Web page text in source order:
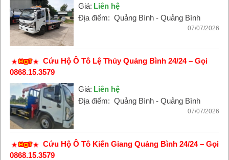
Giá: Liên hệ
Địa điểm: Quảng Bình - Quảng Bình
07/07/2026
Cứu Hộ Ô Tô Lệ Thủy Quảng Bình 24/24 – Gọi
0868.15.3579
Giá: Liên hệ
Địa điểm: Quảng Bình - Quảng Bình
07/07/2026
Cứu Hộ Ô Tô Kiến Giang Quảng Bình 24/24 – Gọi
0868.15.3579